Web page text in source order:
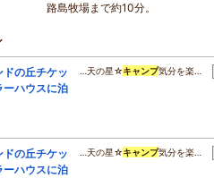
路島牧場まで約10分。
の丘チケッ
ハウスに泊
…天の星☆キャンプ気分を楽…
の丘チケッ
ハウスに泊
…天の星☆キャンプ気分を楽…